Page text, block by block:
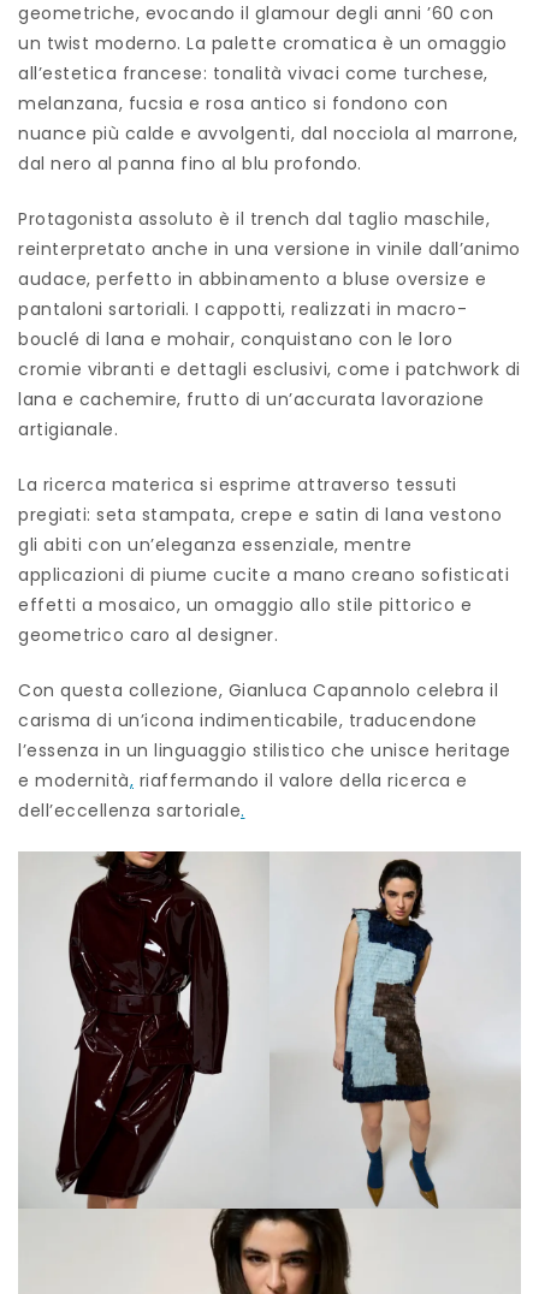
geometriche, evocando il glamour degli anni ’60 con
un twist moderno. La palette cromatica è un omaggio
all’estetica francese: tonalità vivaci come turchese,
melanzana, fucsia e rosa antico si fondono con
nuance più calde e avvolgenti, dal nocciola al marrone,
dal nero al panna fino al blu profondo.
Protagonista assoluto è il trench dal taglio maschile,
reinterpretato anche in una versione in vinile dall’animo
audace, perfetto in abbinamento a bluse oversize e
pantaloni sartoriali. I cappotti, realizzati in macro-
bouclé di lana e mohair, conquistano con le loro
cromie vibranti e dettagli esclusivi, come i patchwork di
lana e cachemire, frutto di un’accurata lavorazione
artigianale.
La ricerca materica si esprime attraverso tessuti
pregiati: seta stampata, crepe e satin di lana vestono
gli abiti con un’eleganza essenziale, mentre
applicazioni di piume cucite a mano creano sofisticati
effetti a mosaico, un omaggio allo stile pittorico e
geometrico caro al designer.
Con questa collezione, Gianluca Capannolo celebra il
carisma di un’icona indimenticabile, traducendone
l’essenza in un linguaggio stilistico che unisce heritage
e modernità, riaffermando il valore della ricerca e
dell’eccellenza sartoriale.